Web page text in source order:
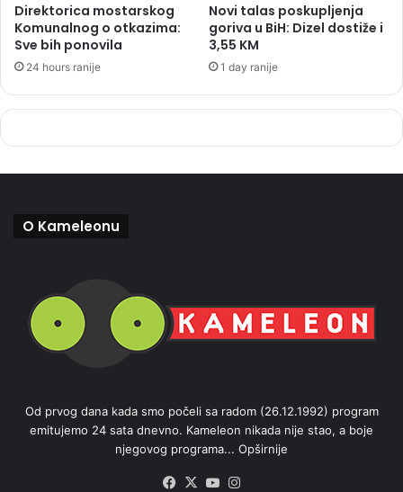
Direktorica mostarskog
Komunalnog o otkazima:
Sve bih ponovila
24 hours ranije
Novi talas poskupljenja
goriva u BiH: Dizel dostiže i
3,55 KM
1 day ranije
O Kameleonu
Od prvog dana kada smo počeli sa radom (26.12.1992) program
emitujemo 24 sata dnevno. Kameleon nikada nije stao, a boje
njegovog programa... Opširnije
Facebook
X YouTube